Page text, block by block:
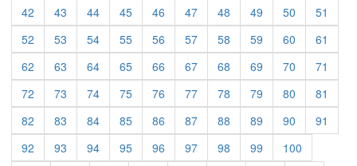
42
43 44 45 46 47 48 49 50
51
52
53 54 55 56 57 58 59 60
61
62
63 64 65 66 67 68 69 70
71
72
73 74 75 76 77 78 79 80
81
82
83 84 85 86 87 88 89 90
91
92
93 94 95 96 97 98 99
100